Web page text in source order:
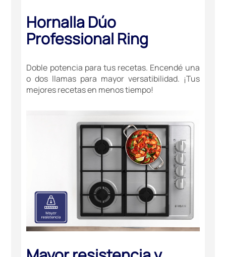
Hornalla Dúo
Professional Ring
Doble potencia para tus recetas. Encendé una
o dos llamas para mayor versatibilidad. ¡Tus
mejores recetas en menos tiempo!